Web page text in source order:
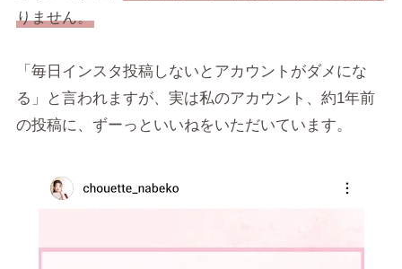
りません。
「毎日インスタ投稿しないとアカウントがダメにな
る」と言われますが、実は私のアカウント、約1年前
の投稿に、ずーっといいねをいただいています。